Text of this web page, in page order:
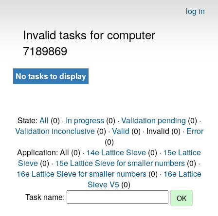
log in
Invalid tasks for computer
7189869
No tasks to display
State: All (0) · In progress(0) · Validation pending (0) ·
Validation inconclusive(0) · Valid (0) · Invalid (0) · Error
(0)
Application: All (0) · 14e Lattice Sieve (0) · 15e Lattice
Sieve (0) · 15e Lattice Sieve for smaller numbers (0) ·
16e Lattice Sieve for smaller numbers (0) · 16e Lattice
Sieve V5 (0)
Task name: